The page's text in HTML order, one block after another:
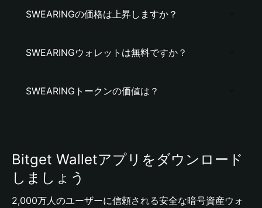
SWEARINGの価格は上昇しますか？
SWEARINGウォレットは無料ですか？
SWEARINGトークンの価値は？
Bitget Walletアプリをダウンロード
しましょう
2,000万人のユーザーに信頼される安全な暗号資産ウォ